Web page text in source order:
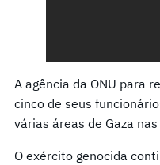
A agência da ONU para
cinco de seus
várias áreas de Gaza
O exército genocida